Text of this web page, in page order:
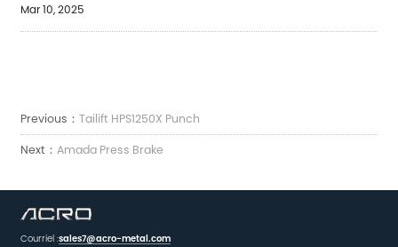
Mar 10, 2025
Previous：Tailift HPS1250X Punch
Next：Amada Press Brake
Courriel :sales7@acro-metal.com